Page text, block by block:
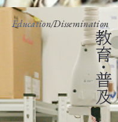
教育・普及
Education/Dissemination